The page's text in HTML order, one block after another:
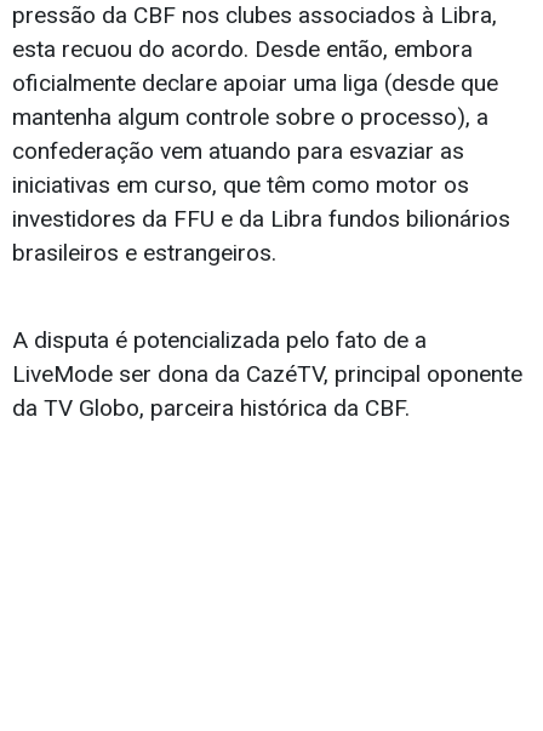
pressão da CBF nos clubes associados à Libra,
esta recuou do acordo. Desde então, embora
oficialmente declare apoiar uma liga (desde que
mantenha algum controle sobre o processo), a
confederação vem atuando para esvaziar as
iniciativas em curso, que têm como motor os
investidores da FFU e da Libra fundos bilionários
brasileiros e estrangeiros.
A disputa é potencializada pelo fato de a
LiveMode ser dona da CazéTV, principal oponente
da TV Globo, parceira histórica da CBF.